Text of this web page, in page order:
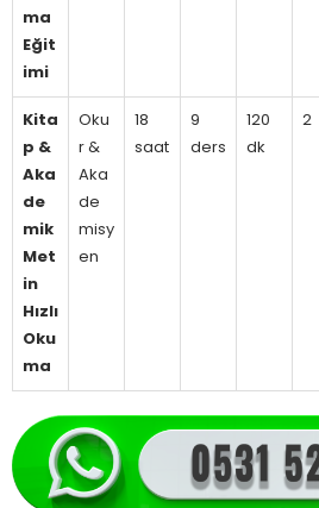
ma
Eğit
imi
Kita
p &
Aka
de
mik
Met
in
Hızlı
Oku
ma
Oku
r &
Aka
de
misy
en
18
saat
9
ders
120
dk
2